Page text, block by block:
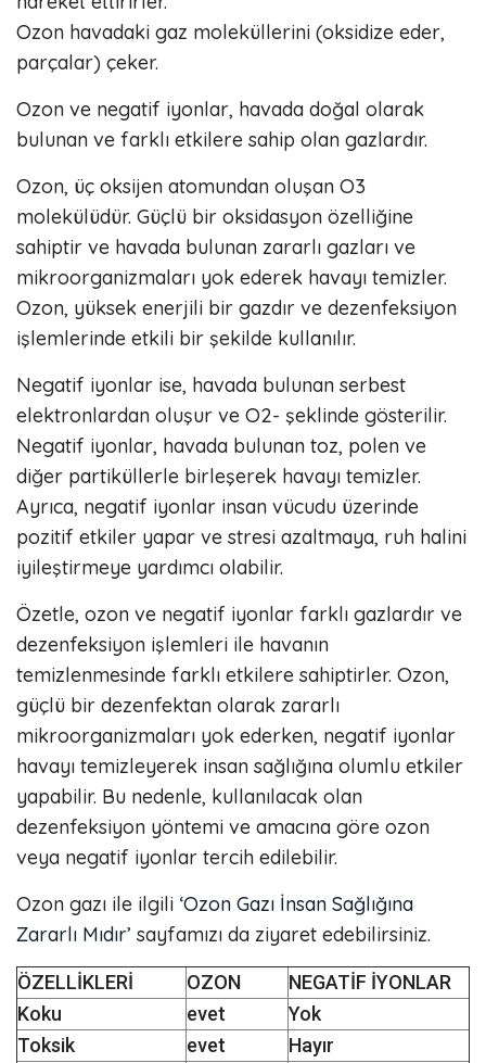
Ozon havadaki gaz moleküllerini (oksidize eder,
parçalar) çeker.
Ozon ve negatif iyonlar, havada doğal olarak
bulunan ve farklı etkilere sahip olan gazlardır.
Ozon, üç oksijen atomundan oluşan O3
molekülüdür. Güçlü bir oksidasyon özelliğine
sahiptir ve havada bulunan zararlı gazları ve
mikroorganizmaları yok ederek havayı temizler.
Ozon, yüksek enerjili bir gazdır ve dezenfeksiyon
işlemlerinde etkili bir şekilde kullanılır.
Negatif iyonlar ise, havada bulunan serbest
elektronlardan oluşur ve O2- şeklinde gösterilir.
Negatif iyonlar, havada bulunan toz, polen ve
diğer partiküllerle birleşerek havayı temizler.
Ayrıca, negatif iyonlar insan vücudu üzerinde
pozitif etkiler yapar ve stresi azaltmaya, ruh halini
iyileştirmeye yardımcı olabilir.
Özetle, ozon ve negatif iyonlar farklı gazlardır ve
dezenfeksiyon işlemleri ile havanın
temizlenmesinde farklı etkilere sahiptirler. Ozon,
güçlü bir dezenfektan olarak zararlı
mikroorganizmaları yok ederken, negatif iyonlar
havayı temizleyerek insan sağlığına olumlu etkiler
yapabilir. Bu nedenle, kullanılacak olan
dezenfeksiyon yöntemi ve amacına göre ozon
veya negatif iyonlar tercih edilebilir.
Ozon gazı ile ilgili ‘Ozon Gazı İnsan Sağlığına
Zararlı Mıdır’ sayfamızı da ziyaret edebilirsiniz.
ÖZELLİKLERİ OZON
NEGATİF İYONLAR
Koku
evet
Yok
Toksik
evet
Hayır